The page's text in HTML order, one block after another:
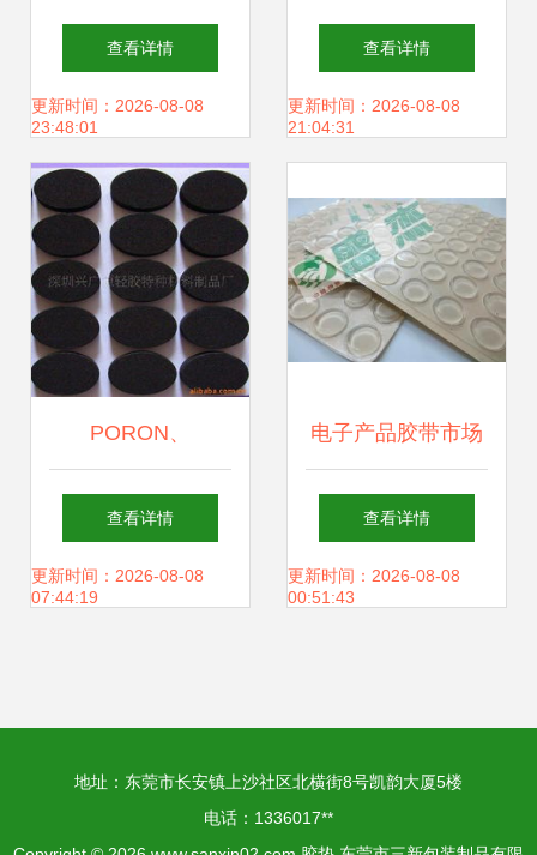
运输中的关键保护
部件
查看详情
更新时间：2026-08-08
23:48:01
尔夫_运动、休闲_
世界工厂网中国产
查看详情
更新时间：2026-08-08
21:04:31
PORON、
C4305、CR、EVA
电子产品胶带 多元
查看详情
更新时间：2026-08-08
07:44:19
电子产品胶带市场
乱象调查 警惕标新
立异的搜索词陷阱
查看详情
更新时间：2026-08-08
00:51:43
地址：东莞市长安镇上沙社区北横街8号凯韵大厦5楼
电话：1336017**